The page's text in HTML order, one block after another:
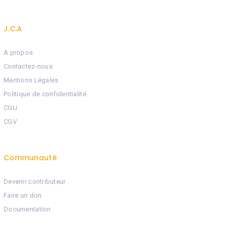
J.C.A
A propos
Contactez-nous
Mentions Légales
Politique de confidentialité
CGU
CGV
Communauté
Devenir contributeur
Faire un don
Documentation